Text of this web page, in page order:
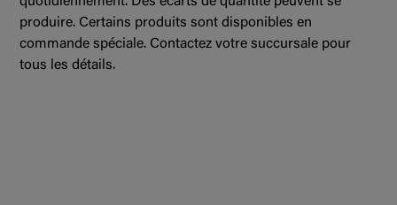
produire. Certains produits sont disponibles en
commande spéciale. Contactez votre succursale pour
tous les détails.